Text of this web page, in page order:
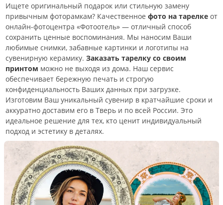
Ищете оригинальный подарок или стильную замену
привычным фоторамкам? Качественное фото на тарелке от
онлайн-фотоцентра «Фотоотель» — отличный способ
сохранить ценные воспоминания. Мы наносим Ваши
любимые снимки, забавные картинки и логотипы на
сувенирную керамику. Заказать тарелку со своим
принтом можно не выходя из дома. Наш сервис
обеспечивает бережную печать и строгую
конфиденциальность Ваших данных при загрузке.
Изготовим Ваш уникальный сувенир в кратчайшие сроки и
аккуратно доставим его в Тверь и по всей России. Это
идеальное решение для тех, кто ценит индивидуальный
подход и эстетику в деталях.